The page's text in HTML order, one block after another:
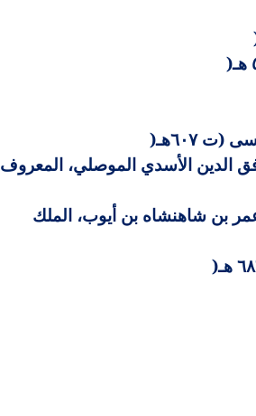
)
٦٠٧هـ
)
الدين الأسدي الموصلي، المعروف
بن شاهنشاه بن أيوب، الملك
)